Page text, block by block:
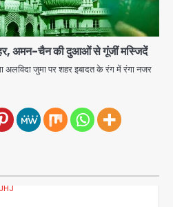
अमन-चैन की दुआओं से गूंजीं मस्जिदें
जुमा पर शहर इबादत के रंग में रंगा नजर
गैंग का कुख्यात बदमाश राजस्थान